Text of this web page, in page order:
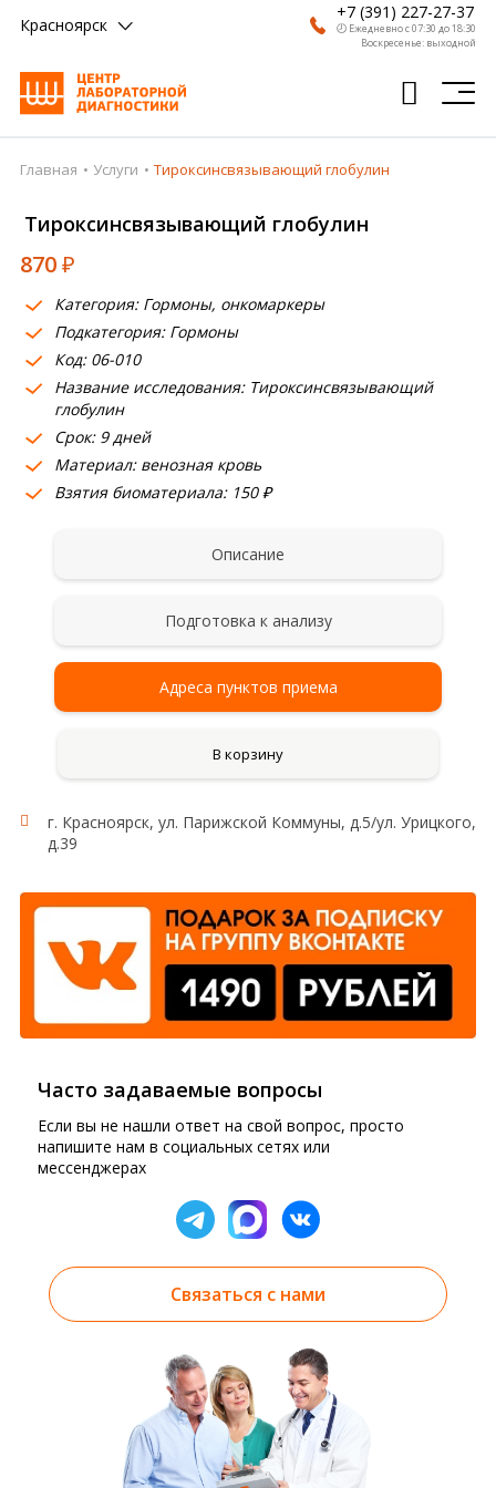
Красноярск
+7 (391) 227-27-37
🕗 Ежедневно с 07:30 до 18:30
Воскресенье: выходной
Главная
Анализы
Врачи
Получить результат
Пациентам
О компании
Где сдать
Партнерам
Главная Услуги Тироксинсвязывающий глобулин
Тироксинсвязывающий глобулин
870₽
Категория: Гормоны, онкомаркеры
Подкатегория: Гормоны
Код: 06-010
Название исследования: Тироксинсвязывающий
глобулин
Срок: 9 дней
Материал: венозная кровь
Взятия биоматериала: 150 ₽
Описание
Подготовка к анализу
Адреса пунктов приема
В корзину
г. Красноярск, ул. Парижской Коммуны, д.5/ул. Урицкого,
д.39
Часто задаваемые вопросы
Если вы не нашли ответ на свой вопрос, просто
напишите нам в социальных сетях или
мессенджерах
Связаться с нами